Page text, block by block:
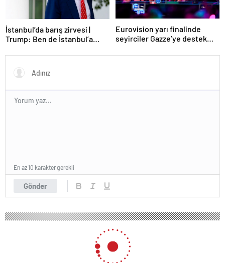
İstanbul’da barış zirvesi |
Trump: Ben de İstanbul’a
Eurovision yarı finalinde
seyirciler Gazze’ye destek
Gönder
En az 10 karakter gerekli